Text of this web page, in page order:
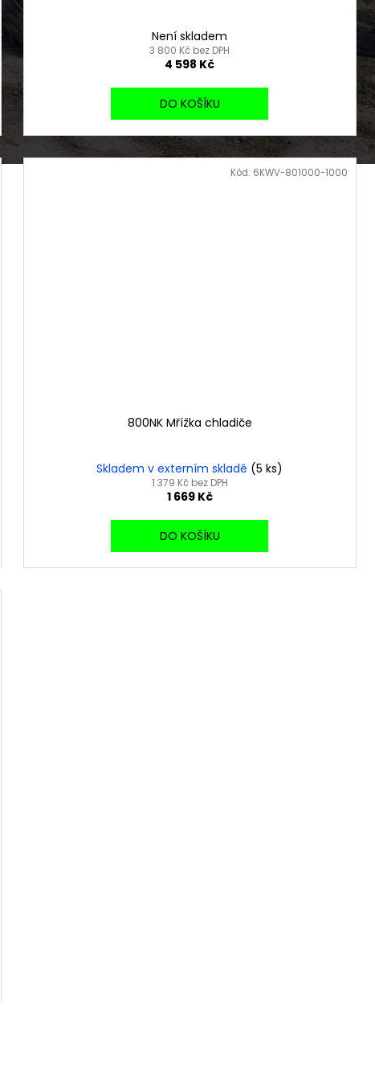
Není skladem
3 800 Kč bez DPH
4 598 Kč
DO KOŠÍKU
800NK Mřížka chladiče
Skladem v externím skladě (5 ks)
1 379 Kč bez DPH
1 669 Kč
DO KOŠÍKU
Kód: 6KWV-801000-1000